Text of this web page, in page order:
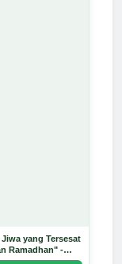
yang Tersesat
Ramadhan" -